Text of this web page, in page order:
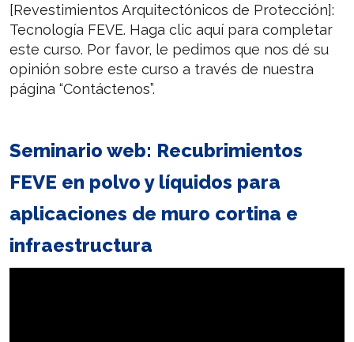
[Revestimientos Arquitectónicos de Protección]:
Tecnología FEVE. Haga clic aquí para completar
este curso. Por favor, le pedimos que nos dé su
opinión sobre este curso a través de nuestra
página “Contáctenos”.
Seminario web: Recubrimientos
FEVE en polvo y líquidos para
aplicaciones de muro cortina e
infraestructura